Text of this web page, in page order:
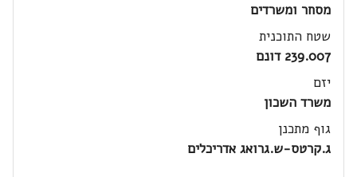
מסחר ומשרדים
שטח התוכנית
239.007 דונם
יזם
משרד השכון
גוף מתכנן
ג.קרטס-ש.גרואג אדריכלים